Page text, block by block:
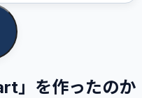
」を作ったのか